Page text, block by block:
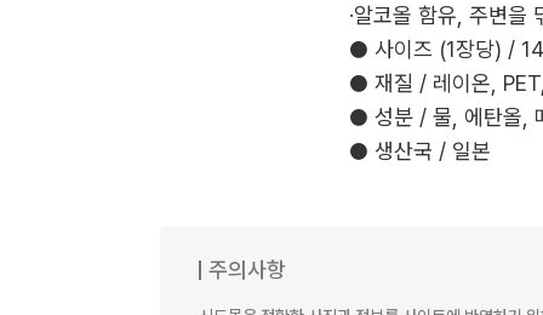
·알코올 함유, 주변을
● 사이즈 (1장당) /
● 재질 / 레이온,
● 성분 / 물, 에탄올,
● 생산국 / 일본
주의사항